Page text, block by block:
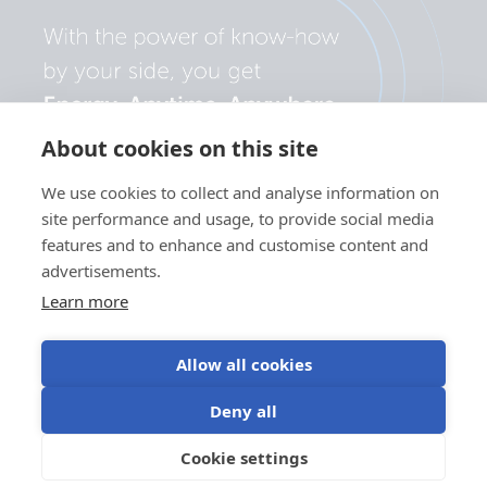
About cookies on this site
We use cookies to collect and analyse information on
site performance and usage, to provide social media
features and to enhance and customise content and
advertisements.
Learn more
Allow all cookies
Deny all
Cookie settings
Yksityisyyskäytäntö Käyttöehdot
©Victron Energy